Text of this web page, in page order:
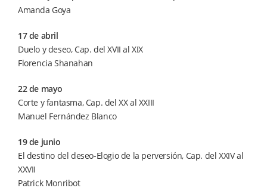
Amanda Goya
17 de abril
Duelo y deseo, Cap. del XVII al XIX
Florencia Shanahan
22 de mayo
Corte y fantasma, Cap. del XX al XXIII
Manuel Fernández Blanco
19 de junio
El destino del deseo-Elogio de la perversión, Cap. del XXIV al
XXVII
Patrick Monribot